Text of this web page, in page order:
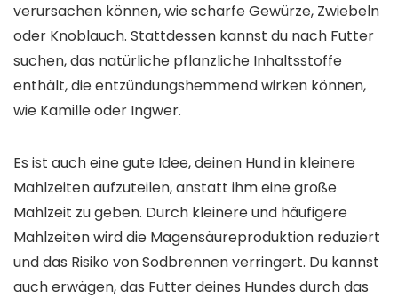
verursachen können, wie scharfe Gewürze, Zwiebeln
oder Knoblauch. Stattdessen kannst du nach Futter
suchen, das natürliche pflanzliche Inhaltsstoffe
enthält, die entzündungshemmend wirken können,
wie Kamille oder Ingwer.
Es ist auch eine gute Idee, deinen Hund in kleinere
Mahlzeiten aufzuteilen, anstatt ihm eine große
Mahlzeit zu geben. Durch kleinere und häufigere
Mahlzeiten wird die Magensäureproduktion reduziert
und das Risiko von Sodbrennen verringert. Du kannst
auch erwägen, das Futter deines Hundes durch das